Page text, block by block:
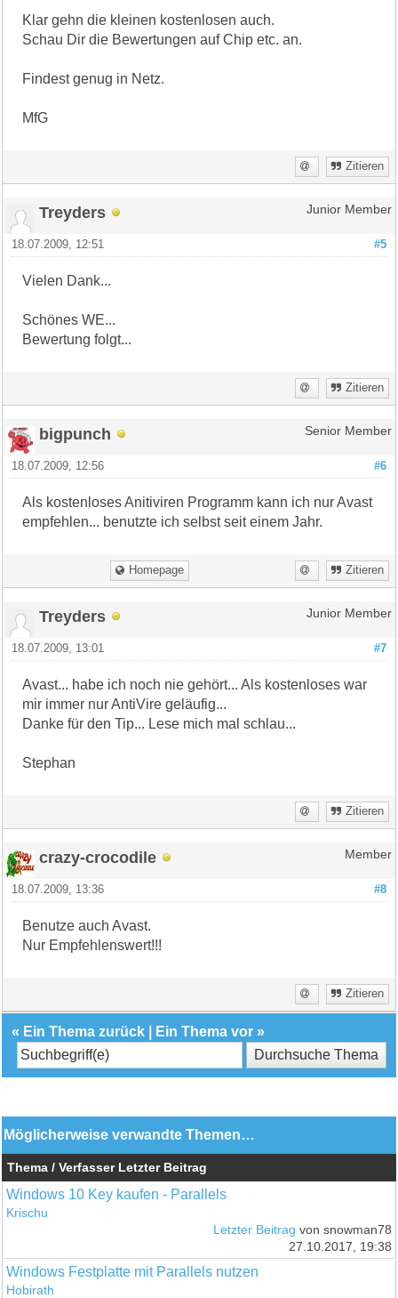
Klar gehn die kleinen kostenlosen auch.
Schau Dir die Bewertungen auf Chip etc. an.
Findest genug in Netz.
MfG
Zitieren
Treyders Junior Member
#5
18.07.2009, 12:51
Vielen Dank...
Schönes WE...
Bewertung folgt...
Zitieren
bigpunch Senior Member
#6
18.07.2009, 12:56
Als kostenloses Anitiviren Programm kann ich nur Avast
empfehlen... benutzte ich selbst seit einem Jahr.
Homepage Zitieren
Treyders Junior Member
#7
18.07.2009, 13:01
Avast... habe ich noch nie gehört... Als kostenloses war
mir immer nur AntiVire geläufig...
Danke für den Tip... Lese mich mal schlau...
Stephan
Zitieren
crazy-crocodile Member
#8
18.07.2009, 13:36
Benutze auch Avast.
Nur Empfehlenswert!!!
Zitieren
« Ein Thema zurück Ein Thema vor »
Möglicherweise verwandte Themen…
Thema / Verfasser Letzter Beitrag
Windows 10 Key kaufen - Parallels
Krischu
Letzter Beitrag von snowman78
27.10.2017, 19:38
Windows Festplatte mit Parallels nutzen
Hobirath